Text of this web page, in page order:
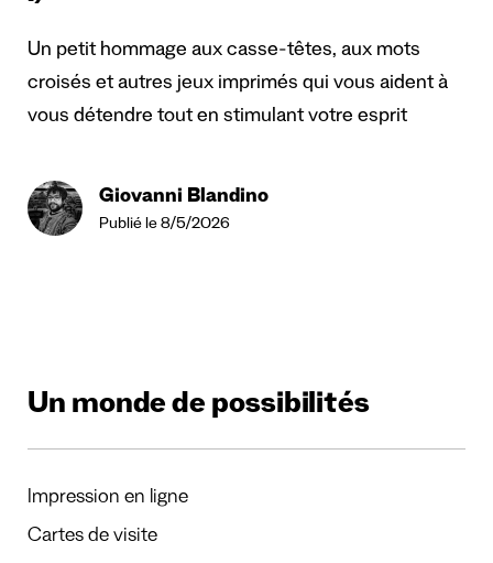
Un petit hommage aux casse-têtes, aux mots
croisés et autres jeux imprimés qui vous aident à
vous détendre tout en stimulant votre esprit
Giovanni Blandino
Publié le 8/5/2026
Un monde de possibilités
Impression en ligne
Cartes de visite